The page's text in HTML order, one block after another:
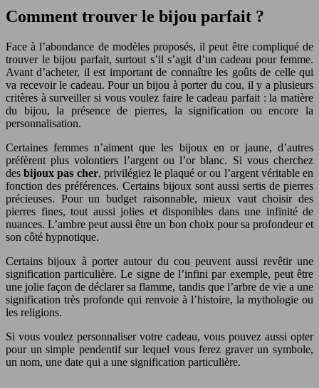
Comment trouver le bijou parfait ?
Face à l’abondance de modèles proposés, il peut être compliqué de
trouver le bijou parfait, surtout s’il s’agit d’un cadeau pour femme.
Avant d’acheter, il est important de connaître les goûts de celle qui
va recevoir le cadeau. Pour un bijou à porter du cou, il y a plusieurs
critères à surveiller si vous voulez faire le cadeau parfait : la matière
du bijou, la présence de pierres, la signification ou encore la
personnalisation.
Certaines femmes n’aiment que les bijoux en or jaune, d’autres
préfèrent plus volontiers l’argent ou l’or blanc. Si vous cherchez
desbijoux pas cher, privilégiez le plaqué or ou l’argent véritable en
fonction des préférences. Certains bijoux sont aussi sertis de pierres
précieuses. Pour un budget raisonnable, mieux vaut choisir des
pierres fines, tout aussi jolies et disponibles dans une infinité de
nuances. L’ambre peut aussi être un bon choix pour sa profondeur et
son côté hypnotique.
Certains bijoux à porter autour du cou peuvent aussi revêtir une
signification particulière. Le signe de l’infini par exemple, peut être
une jolie façon de déclarer sa flamme, tandis que l’arbre de vie a une
signification très profonde qui renvoie à l’histoire, la mythologie ou
les religions.
Si vous voulez personnaliser votre cadeau, vous pouvez aussi opter
pour un simple pendentif sur lequel vous ferez graver un symbole,
un nom, une date qui a une signification particulière.